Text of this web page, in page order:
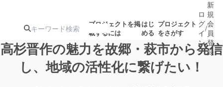
プロジェクトを掲
載するには
はじ
める
プロジェクト
をさがす
募集終了が近いプ
ロ
グ
イ
ン
/
新
規
会
員
登
録
高杉晋作の魅力を故郷・萩市から発信
し、地域の活性化に繋げたい！